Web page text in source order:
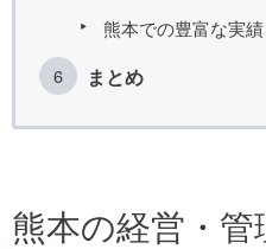
熊本での豊富な実績
まとめ
熊本の経営・管